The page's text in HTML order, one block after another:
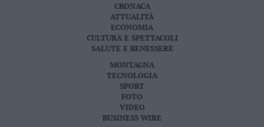
CRONACA
ATTUALITÀ
ECONOMIA
CULTURA E SPETTACOLI
SALUTE E BENESSERE
MONTAGNA
TECNOLOGIA
SPORT
FOTO
VIDEO
BUSINESS WIRE